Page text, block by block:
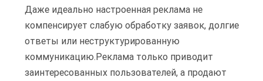
Даже идеально настроенная реклама не
компенсирует слабую обработку заявок, долгие
ответы или неструктурированную
коммуникацию.Реклама только приводит
заинтересованных пользователей, а продают